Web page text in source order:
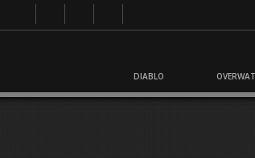
DIABLO